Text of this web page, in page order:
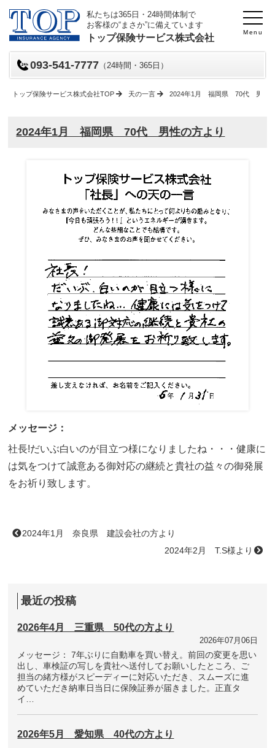
Menu
私たちは365日・24時間体制で
お客様の“まさか”に備えています
トップ保険サービス株式会社
093-541-7777 （24時間・365日）
トップ保険サービス株式会社TOP 天の一言 2024年1月 福岡県 70代 男性
2024年1月 福岡県 70代 男性の方より
メッセージ：
社長!だいぶ白いのが目立つ様になりましたね・・・健康に
は気をつけて誠意ある御対応の継続と貴社の益々の御発展
をお祈り致します。
2024年1月 奈良県 建設会社の方より
2024年2月 T.S様より
最近の投稿
2026年4月 三重県 50代の方より
2026年07月06日
メッセージ： 7年ぶりに自動車を買い替え。前回の変更を思い
出し、車検証の写しを貴社へ送付してお願いしたところ、ご
担当の緒方様がスピーディーに対応いただき、スムーズに進
めていただき納車日当日に保険証券が届きました。正直タ
イ…
2026年5月 愛知県 40代の方より